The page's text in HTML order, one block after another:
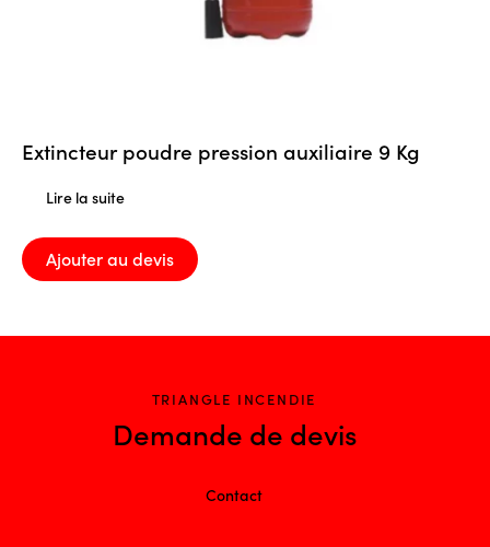
Extincteur poudre pression auxiliaire 9 Kg
Lire la suite
Ajouter au devis
TRIANGLE INCENDIE
Demande de devis
Contact